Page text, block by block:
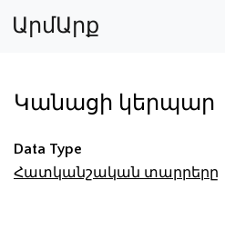
ԱրմԱրք
Կանացի կերպար
Data Type
Հատկանշական տարրերը